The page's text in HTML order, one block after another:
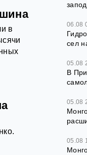
в
06.08
сел
05.08
В
05.08
05.08